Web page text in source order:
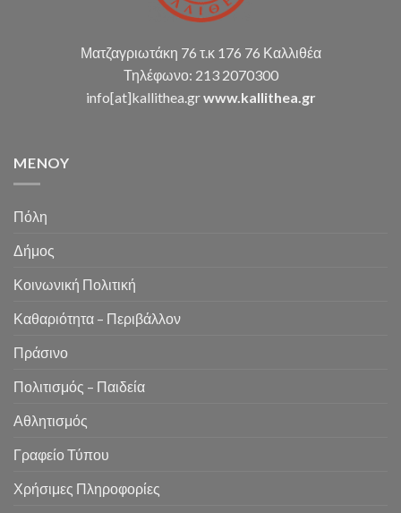
Ματζαγριωτάκη 76 τ.κ 176 76 Καλλιθέα
Τηλέφωνο: 213 2070300
info[at]kallithea.grwww.kallithea.gr
MENOY
Πόλη
Δήμος
Κοινωνική Πολιτική
Καθαριότητα – Περιβάλλον
Πράσινο
Πολιτισμός – Παιδεία
Αθλητισμός
Γραφείο Τύπου
Χρήσιμες Πληροφορίες